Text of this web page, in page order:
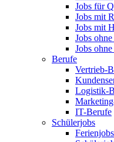
Jobs für
Jobs mit
Jobs mit
Jobs
Jobs
Berufe
Vertrieb-
Logistik-
IT-Berufe
Schülerjobs